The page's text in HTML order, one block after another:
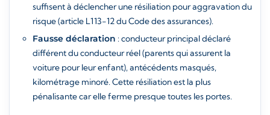
suffisent à déclencher une résiliation pour aggravation du
risque (article L113-12 du Code des assurances).
Fausse déclaration : conducteur principal déclaré
différent du conducteur réel (parents qui assurent la
voiture pour leur enfant), antécédents masqués,
kilométrage minoré. Cette résiliation est la plus
pénalisante car elle ferme presque toutes les portes.